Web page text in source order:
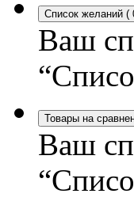
Список желаний (
Ваш
Товары на
Ваш